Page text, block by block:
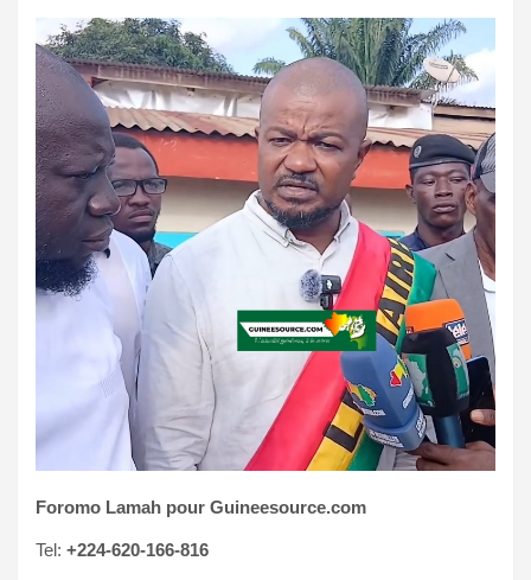
Foromo Lamah pour Guineesource.com
Tel: +224-620-166-816